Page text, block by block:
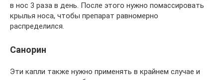
в нос 3 раза в день. После этого нужно помассировать
крылья носа, чтобы препарат равномерно
распределился.
Санорин
Эти капли также нужно применять в крайнем случае и